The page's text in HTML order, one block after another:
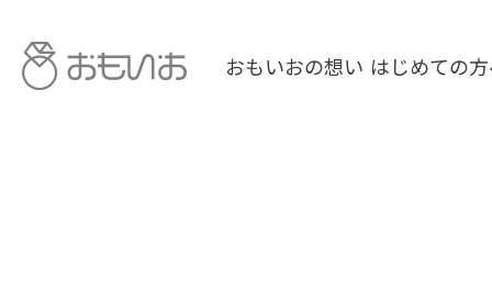
おもいおの想い はじめての